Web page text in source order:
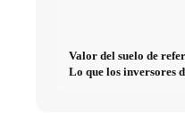
Valor del suelo de
Lo que los inversores